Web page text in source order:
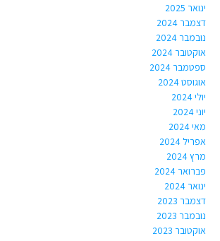
ינואר 2025
דצמבר 2024
נובמבר 2024
אוקטובר 2024
ספטמבר 2024
אוגוסט 2024
יולי 2024
יוני 2024
מאי 2024
אפריל 2024
מרץ 2024
פברואר 2024
ינואר 2024
דצמבר 2023
נובמבר 2023
אוקטובר 2023